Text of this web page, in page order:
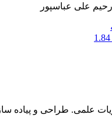
علی عباسپور
علمی. طراحی و پیاده